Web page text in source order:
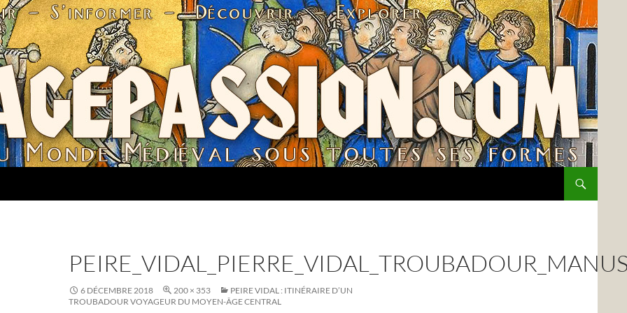
6 DÉCEMBRE 2018 200 × 353
PEIRE VIDAL : ITINÉRAIRE D’UN
TROUBADOUR VOYAGEUR DU MOYEN-ÂGE CENTRAL